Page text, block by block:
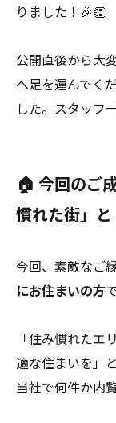
りました！🎉👏
公開直後から大
へ足を運んでく
した。スタッフ
🏠 今回のご
慣れた街」と
今回、素敵なご
にお住まいの方
「住み慣れた
適な住まいを」
当社で何件か内